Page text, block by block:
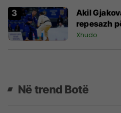
Akil
repesazh
Xhudo
Në trend Botë